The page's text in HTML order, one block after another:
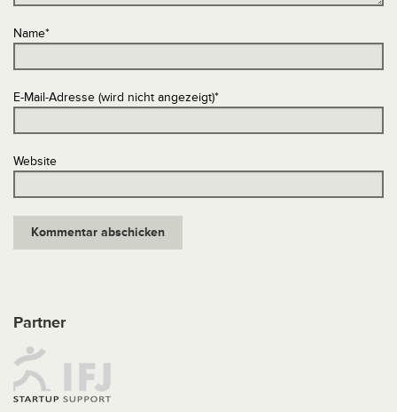
Name*
E-Mail-Adresse (wird nicht angezeigt)*
Website
Partner